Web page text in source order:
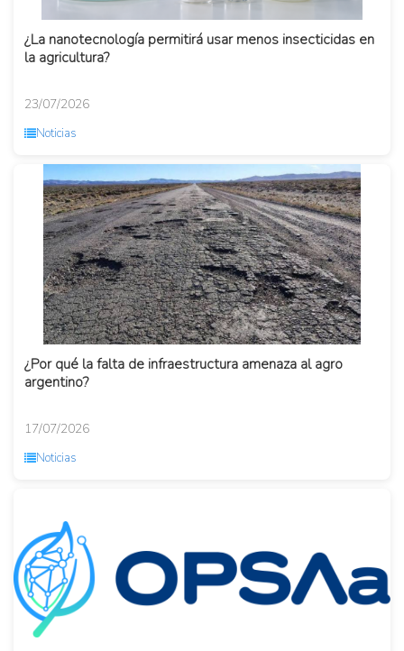
¿La nanotecnología permitirá usar menos insecticidas en
la agricultura?
23/07/2026
Noticias
¿Por qué la falta de infraestructura amenaza al agro
argentino?
17/07/2026
Noticias